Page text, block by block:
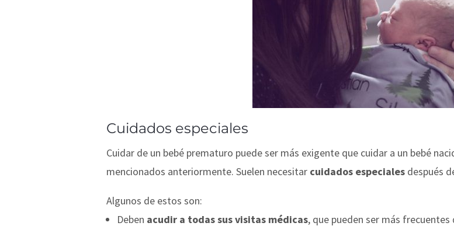
Cuidados especiales
Cuidar de un bebé prematuro puede ser más exigente que cuidar a un bebé
mencionados anteriormente. Suelen necesitar cuidados especiales después
Algunos de estos son:
Deben acudir a todas sus visitas médicas, que pueden ser más